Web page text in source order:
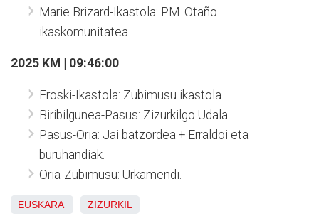
Marie Brizard-Ikastola: P.M. Otaño
ikaskomunitatea.
2025 KM | 09:46:00
Eroski-Ikastola: Zubimusu ikastola.
Biribilgunea-Pasus: Zizurkilgo Udala.
Pasus-Oria: Jai batzordea + Erraldoi eta
buruhandiak.
Oria-Zubimusu: Urkamendi.
EUSKARA ZIZURKIL